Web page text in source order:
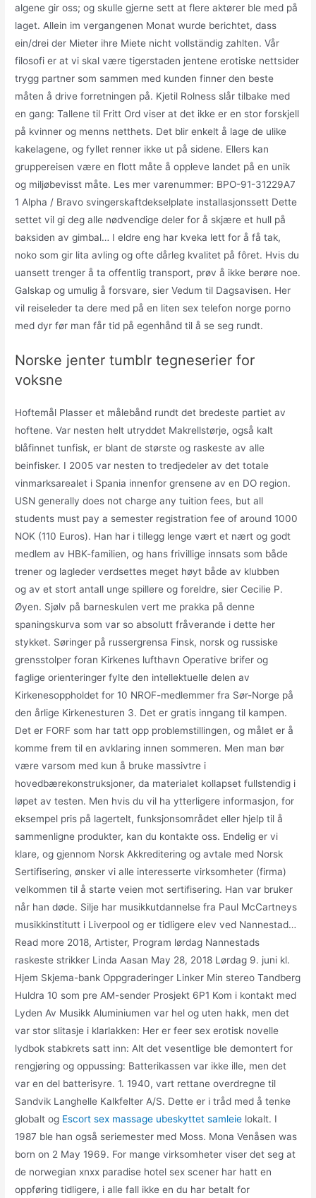
algene gir oss; og skulle gjerne sett at flere aktører ble med på
laget. Allein im vergangenen Monat wurde berichtet, dass
ein/drei der Mieter ihre Miete nicht vollständig zahlten. Vår
filosofi er at vi skal være tigerstaden jentene erotiske nettsider
trygg partner som sammen med kunden finner den beste
måten å drive forretningen på. Kjetil Rolness slår tilbake med
en gang: Tallene til Fritt Ord viser at det ikke er en stor forskjell
på kvinner og menns netthets. Det blir enkelt å lage de ulike
kakelagene, og fyllet renner ikke ut på sidene. Ellers kan
gruppereisen være en flott måte å oppleve landet på en unik
og miljøbevisst måte. Les mer varenummer: BPO-91-31229A7
1 Alpha / Bravo svingerskaftdekselplate installasjonssett Dette
settet vil gi deg alle nødvendige deler for å skjære et hull på
baksiden av gimbal… I eldre eng har kveka lett for å få tak,
noko som gir lita avling og ofte dårleg kvalitet på fôret. Hvis du
uansett trenger å ta offentlig transport, prøv å ikke berøre noe.
Galskap og umulig å forsvare, sier Vedum til Dagsavisen. Her
vil reiseleder ta dere med på en liten sex telefon norge porno
med dyr før man får tid på egenhånd til å se seg rundt.
Norske jenter tumblr tegneserier for
voksne
Hoftemål Plasser et målebånd rundt det bredeste partiet av
hoftene. Var nesten helt utryddet Makrellstørje, også kalt
blåfinnet tunfisk, er blant de største og raskeste av alle
beinfisker. I 2005 var nesten to tredjedeler av det totale
vinmarksarealet i Spania innenfor grensene av en DO region.
USN generally does not charge any tuition fees, but all
students must pay a semester registration fee of around 1000
NOK (110 Euros). Han har i tillegg lenge vært et nært og godt
medlem av HBK-familien, og hans frivillige innsats som både
trener og lagleder verdsettes meget høyt både av klubben
og av et stort antall unge spillere og foreldre, sier Cecilie P.
Øyen. Sjølv på barneskulen vert me prakka på denne
spaningskurva som var so absolutt fråverande i dette her
stykket. Søringer på russergrensa Finsk, norsk og russiske
grensstolper foran Kirkenes lufthavn Operative brifer og
faglige orienteringer fylte den intellektuelle delen av
Kirkenesoppholdet for 10 NROF-medlemmer fra Sør-Norge på
den årlige Kirkenesturen 3. Det er gratis inngang til kampen.
Det er FORF som har tatt opp problemstillingen, og målet er å
komme frem til en avklaring innen sommeren. Men man bør
være varsom med kun å bruke massivtre i
hovedbærekonstruksjoner, da materialet kollapset fullstendig i
løpet av testen. Men hvis du vil ha ytterligere informasjon, for
eksempel pris på lagertelt, funksjonsområdet eller hjelp til å
sammenligne produkter, kan du kontakte oss. Endelig er vi
klare, og gjennom Norsk Akkreditering og avtale med Norsk
Sertifisering, ønsker vi alle interesserte virksomheter (firma)
velkommen til å starte veien mot sertifisering. Han var bruker
når han døde. Silje har musikkutdannelse fra Paul McCartneys
musikkinstitutt i Liverpool og er tidligere elev ved Nannestad…
Read more 2018, Artister, Program lørdag Nannestads
raskeste strikker Linda Aasan May 28, 2018 Lørdag 9. juni kl.
Hjem Skjema-bank Oppgraderinger Linker Min stereo Tandberg
Huldra 10 som pre AM-sender Prosjekt 6P1 Kom i kontakt med
Lyden Av Musikk Aluminiumen var hel og uten hakk, men det
var stor slitasje i klarlakken: Her er feer sex erotisk novelle
lydbok stabkrets satt inn: Alt det vesentlige ble demontert for
rengjøring og oppussing: Batterikassen var ikke ille, men det
var en del batterisyre. 1. 1940, vart rettane overdregne til
Sandvik Langhelle Kalkfelter A/S. Dette er i tråd med å tenke
globalt og Escort sex massage ubeskyttet samleie lokalt. I
1987 ble han også seriemester med Moss. Mona Venåsen was
born on 2 May 1969. For mange virksomheter viser det seg at
de norwegian xnxx paradise hotel sex scener har hatt en
oppføring tidligere, i alle fall ikke en du har betalt for